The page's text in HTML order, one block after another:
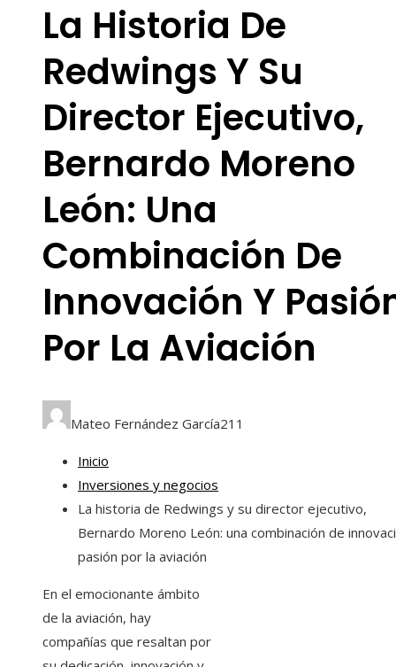
La Historia De
Redwings Y Su
Director Ejecutivo,
Bernardo Moreno
León: Una
Combinación De
Innovación Y
Por La Aviación
Mateo Fernández García211
Inicio
Inversiones y negocios
La historia de Redwings y su director ejecutivo,
Bernardo Moreno León: una combinación de
pasión por la aviación
En el emocionante ámbito
de la aviación, hay
compañías que resaltan por